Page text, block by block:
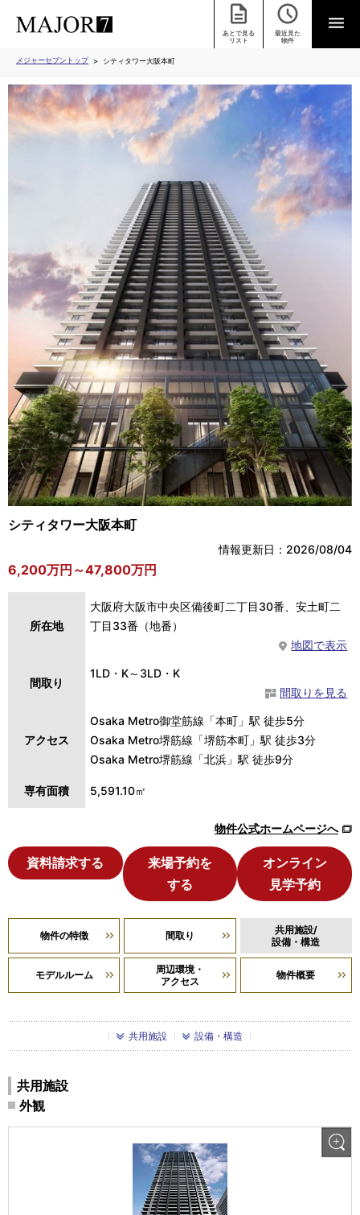
あとで見る
リスト
最近見た
物件
メジャーセブントップ シティタワー大阪本町
シティタワー大阪本町
情報更新日：2026/08/04
6,200万円～47,800万円
所在地
大阪府大阪市中央区備後町二丁目30番、安土町二
丁目33番（地番）
地図で表示
間取り
1LD・K～3LD・K
間取りを見る
アクセス
Osaka Metro御堂筋線「本町」駅 徒歩5分
Osaka Metro堺筋線「堺筋本町」駅 徒歩3分
Osaka Metro堺筋線「北浜」駅 徒歩9分
専有面積 5,591.10㎡
物件公式ホームページへ
資料請求する
来場予約を
する
オンライン
見学予約
物件の特徴 間取り
共用施設/
設備・構造
モデルルーム
周辺環境・
アクセス
物件概要
共用施設 設備・構造
共用施設
外観